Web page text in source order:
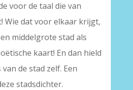
voor de taal die van
Wie dat voor elkaar krijgt,
middelgrote stad als
kaart! En dan hield
de stad zelf. Een
stadsdichter.